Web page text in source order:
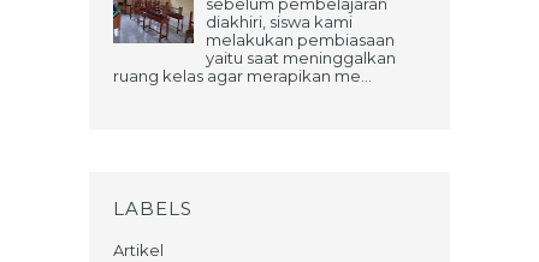
diakhiri, siswa kami
melakukan pembiasaan
yaitu saat meninggalkan
ruang kelas agar merapikan me...
LABELS
Artikel